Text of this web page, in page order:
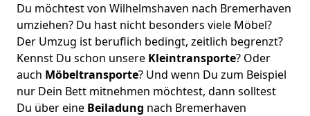
Du möchtest von Wilhelmshaven nach Bremer­haven
umziehen? Du hast nicht besonders viele Möbel?
Der Umzug ist beruflich bedingt, zeitlich begrenzt?
Kennst Du schon unsere Kleintransporte? Oder
auch Möbeltransporte? Und wenn Du zum Beispiel
nur Dein Bett mitnehmen möchtest, dann solltest
Du über eine Beiladung nach Bremer­haven